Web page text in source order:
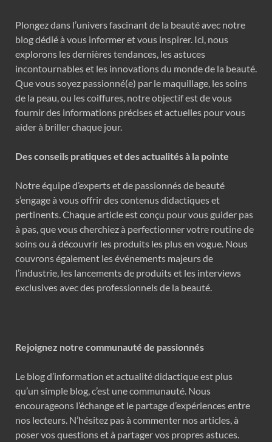
Plongez dans l’univers fascinant de la beauté avec notre
blog dédié à vous informer et vous inspirer. Ici, nous
explorons les dernières tendances, les astuces
incontournables et les innovations du monde de la beauté.
Que vous soyez passionné(e) par le maquillage, les soins
de la peau, ou les coiffures, notre objectif est de vous
fournir des informations précises et actuelles pour vous
aider à briller chaque jour.
Des conseils pratiques et des actualités à la pointe
Notre équipe d’experts et de passionnés de beauté
s’engage à vous offrir des contenus didactiques et
pertinents. Chaque article est conçu pour vous guider pas
à pas, que vous cherchiez à perfectionner votre routine de
soins ou à découvrir les produits les plus en vogue. Nous
couvrons également les événements majeurs de
l’industrie, les lancements de produits et les interviews
exclusives avec des professionnels de la beauté.
Rejoignez notre communauté de passionnés
Le blog d’information et actualité didactique est plus
qu’un simple blog, c’est une communauté. Nous
encourageons l’échange et le partage d’expériences entre
nos lecteurs. N’hésitez pas à commenter nos articles, à
poser vos questions et à partager vos propres astuces.